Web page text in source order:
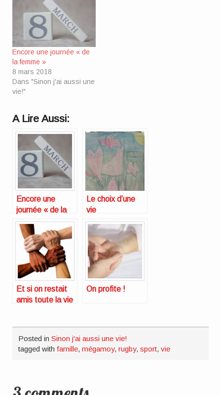
Encore une journée « de
la femme »
8 mars 2018
Dans "Sinon j'ai aussi une
vie!"
A Lire Aussi:
Encore une
journée « de la
femme »
Le choix d’une
vie
Et si on restait
amis toute la vie
On profite !
Posted inSinon j'ai aussi une vie!
tagged withfamille,mégamoy,rugby,sport,vie